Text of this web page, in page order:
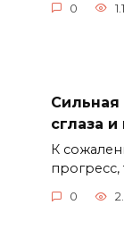
0
Сильная
сглаза
К
прогресс,
0